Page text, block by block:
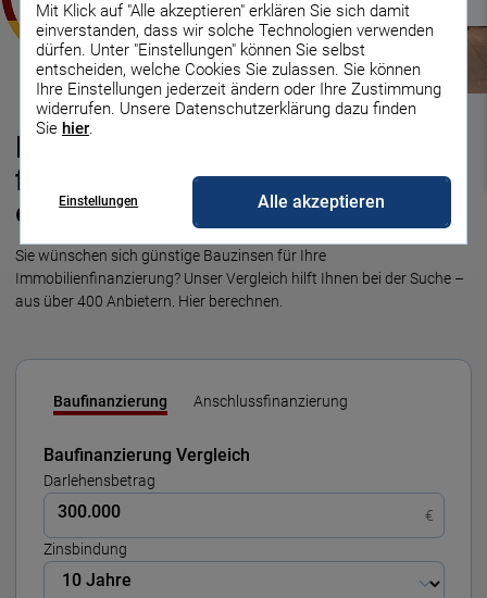
Mit Klick auf "Alle akzeptieren" erklären Sie sich damit
einverstanden, dass wir solche Technologien verwenden
dürfen. Unter "Einstellungen" können Sie selbst
entscheiden, welche Cookies Sie zulassen. Sie können
Ihre Einstellungen jederzeit ändern oder Ihre Zustimmung
widerrufen. Unsere Datenschutzerklärung dazu finden
Sie hier.
Einstellungen Alle akzeptieren
Die optimale Immobilien­
finanzierung: günstig in die
eigenen vier Wände
Sie wünschen sich günstige Bauzinsen für Ihre
Immobilienfinanzierung? Unser Vergleich hilft Ihnen bei der Suche –
aus über 400 Anbietern. Hier berechnen.
Baufinanzierung Anschlussfinanzierung
Baufinanzierung Vergleich
Darlehensbetrag
€
Zinsbindung